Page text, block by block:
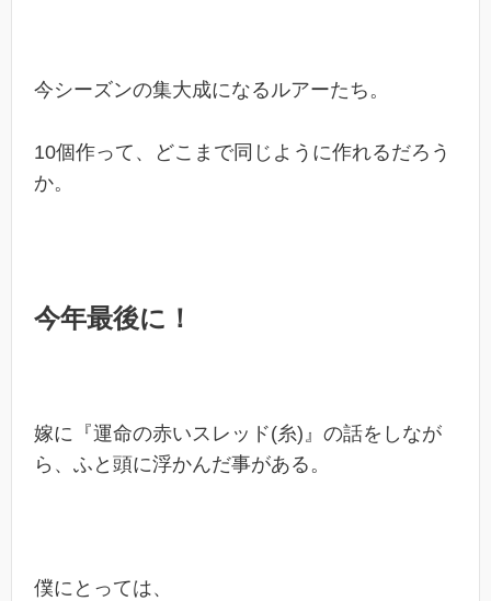
今シーズンの集大成になるルアーたち。
10個作って、どこまで同じように作れるだろう
か。
今年最後に！
嫁に『運命の赤いスレッド(糸)』の話をしなが
ら、ふと頭に浮かんだ事がある。
僕にとっては、